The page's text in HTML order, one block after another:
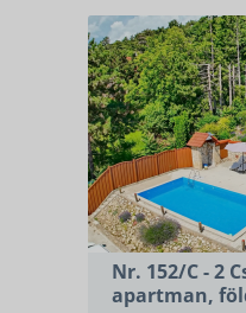
Nr. 152/C - 2
apartman,